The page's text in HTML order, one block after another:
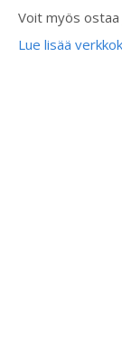
Voit myös
Lue lisää